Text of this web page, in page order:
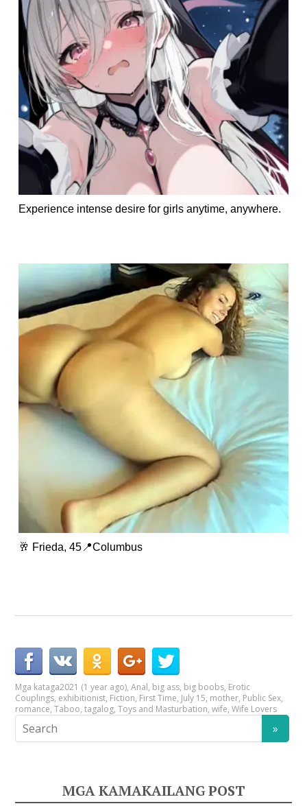
Experience intense desire for girls anytime, anywhere.
🥂 Frieda, 45📍Columbus
Mga kataga2021 (1 year ago),Anal, big ass, big boobs, Erotic
Couplings, exhibitionist, Fiction, First Time, July 15, mother, Public Sex,
romance,Taboo,tagalog,Toys and Masturbation,wife,Wife Lovers
MGA KAMAKAILANG POST